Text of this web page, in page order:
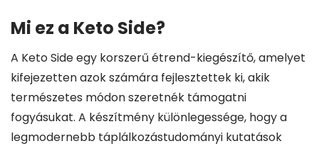
Mi ez a Keto Side?
A Keto Side egy korszerű étrend-kiegészítő, amelyet
kifejezetten azok számára fejlesztettek ki, akik
természetes módon szeretnék támogatni
fogyásukat. A készítmény különlegessége, hogy a
legmodernebb táplálkozástudományi kutatások